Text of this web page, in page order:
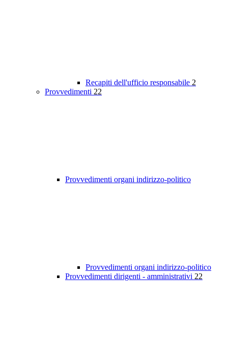
Recapiti dell'ufficio responsabile 2
Provvedimenti 22
Provvedimenti organi indirizzo-politico
Provvedimenti organi indirizzo-politico
Provvedimenti dirigenti - amministrativi 22